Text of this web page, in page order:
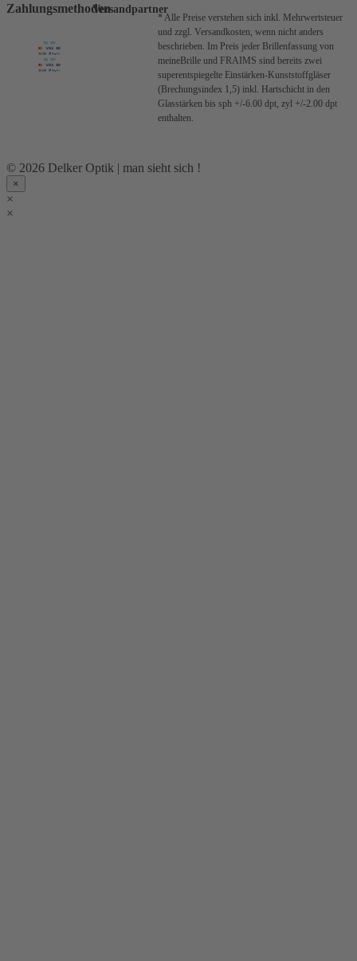
ZahlungsmethodenVersandpartner
* Alle Preise verstehen sich inkl. Mehrwertsteuer
und zzgl. Versandkosten, wenn nicht anders
beschrieben. Im Preis jeder Brillenfassung von
meineBrille und FRAIMS sind bereits zwei
superentspiegelte Einstärken-Kunststoffgläser
(Brechungsindex 1,5) inkl. Hartschicht in den
Glasstärken bis sph +/-6.00 dpt, zyl +/-2.00 dpt
enthalten.
© 2026 Delker Optik | man sieht sich !
×
×
×